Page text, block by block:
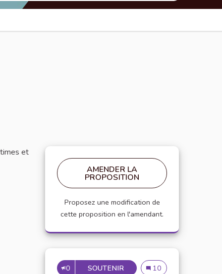
et
AMENDER LA
PROPOSITION
Proposez une modification de
cette proposition en l'amendant.
0 SOUTENIR 1410